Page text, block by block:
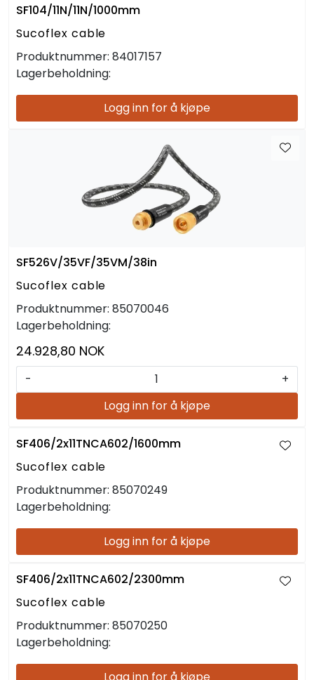
SF104/11N/11N/1000mm
Sucoflex cable
Produktnummer: 84017157
Lagerbeholdning:
Logg inn for å kjøpe
SF526V/35VF/35VM/38in
Sucoflex cable
Produktnummer: 85070046
Lagerbeholdning:
24.928,80 NOK
-
+
Logg inn for å kjøpe
SF406/2x11TNCA602/1600mm
Sucoflex cable
Produktnummer: 85070249
Lagerbeholdning:
Logg inn for å kjøpe
SF406/2x11TNCA602/2300mm
Sucoflex cable
Produktnummer: 85070250
Lagerbeholdning:
Logg inn for å kjøpe